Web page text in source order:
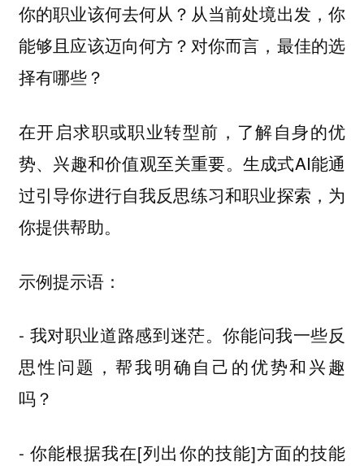
你的职业该何去何从？从当前处境出发，你
能够且应该迈向何方？对你而言，最佳的选
择有哪些？
在开启求职或职业转型前，了解自身的优
势、兴趣和价值观至关重要。生成式AI能通
过引导你进行自我反思练习和职业探索，为
你提供帮助。
示例提示语：
- 我对职业道路感到迷茫。你能问我一些反
思性问题，帮我明确自己的优势和兴趣
吗？
- 你能根据我在[列出你的技能]方面的技能